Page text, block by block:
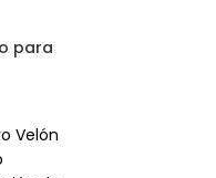
para
Velón